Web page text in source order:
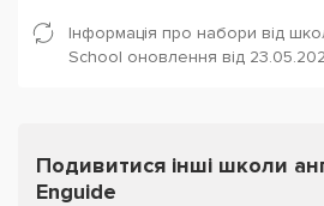
Інформація про набори від
School оновлення від
Подивитися інші школи
Enguide